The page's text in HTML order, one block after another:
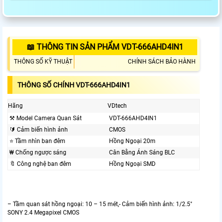
📖 THÔNG TIN SẢN PHẨM VDT-666AHD4IN1
THÔNG SỐ KỸ THUẬT CHÍNH SÁCH BẢO HÀNH
THÔNG SỐ CHÍNH VDT-666AHD4IN1
Hãng
VDtech
⚒ Model Camera Quan Sát
VDT-666AHD4IN1
🔰 Cảm biến hình ảnh
CMOS
⭐ Tầm nhìn ban đêm
Hồng Ngoại 20m
₩ Chống ngược sáng
Cân Bằng Ánh Sáng BLC
🔖 Công nghệ ban đêm
Hồng Ngoại SMD
– Tầm quan sát hồng ngoại: 10 – 15 mét,- Cảm biến hình ảnh: 1/2.5"
SONY 2.4 Megapixel CMOS